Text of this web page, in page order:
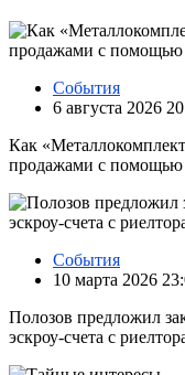
События
6 августа 2026
Как
продажами с
События
10 марта 2026
Полозов предложил
эскроу‑счета с